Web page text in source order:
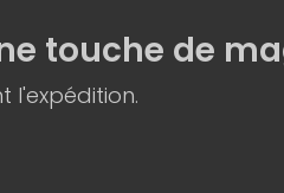
touche de
l'expédition.